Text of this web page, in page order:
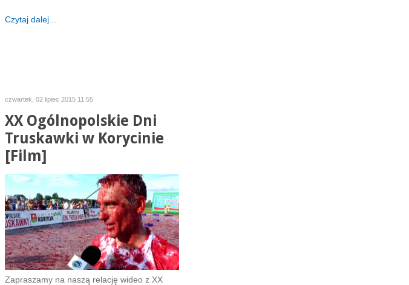
Czytaj dalej...
czwartek, 02 lipiec 2015 11:55
XX Ogólnopolskie Dni
Truskawki w Korycinie
[Film]
Zapraszamy na naszą relację wideo z XX